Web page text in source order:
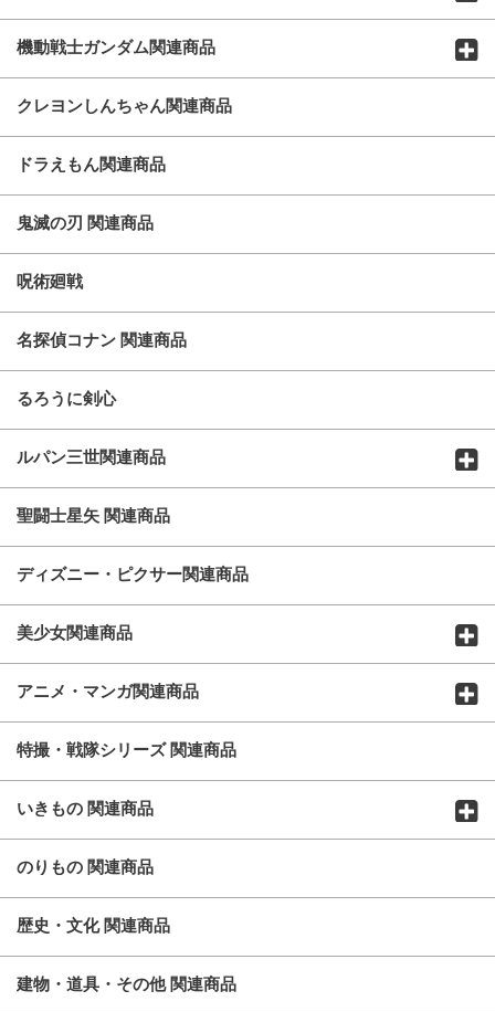
機動戦士ガンダム関連商品
クレヨンしんちゃん関連商品
ドラえもん関連商品
鬼滅の刃 関連商品
呪術廻戦
名探偵コナン 関連商品
るろうに剣心
ルパン三世関連商品
聖闘士星矢 関連商品
ディズニー・ピクサー関連商品
美少女関連商品
アニメ・マンガ関連商品
特撮・戦隊シリーズ 関連商品
いきもの 関連商品
のりもの 関連商品
歴史・文化 関連商品
建物・道具・その他 関連商品